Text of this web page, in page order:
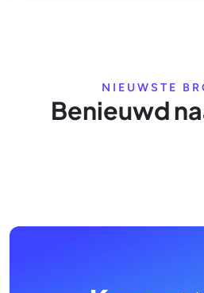
NIEUWSTE
Benieuwd